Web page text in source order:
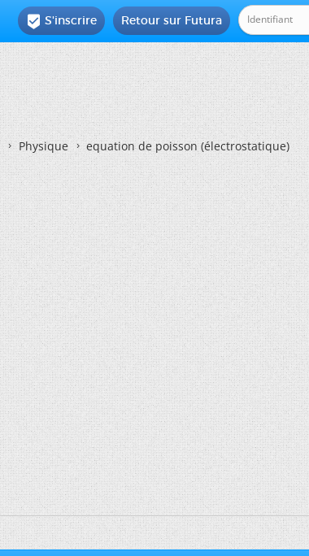
Retour sur Futura
 S'inscrire
Physique equation de poisson (électrostatique)